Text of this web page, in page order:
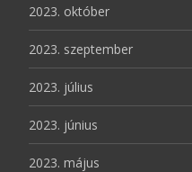
2023. október
2023. szeptember
2023. július
2023. június
2023. május